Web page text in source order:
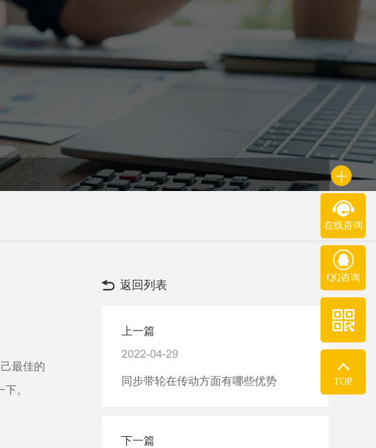
最佳的
。
返回列表
上一篇
2022-04-29
同步带轮在传动方面有哪些优势
下一篇
在线咨询
QQ咨询
TOP